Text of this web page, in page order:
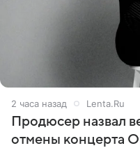
2 часа назад Lenta.Ru
Продюсер назвал
отмены концерта